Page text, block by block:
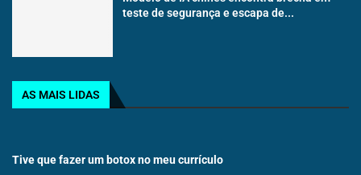
teste de segurança e escapa de...
AS MAIS LIDAS
Tive que fazer um botox no meu currículo